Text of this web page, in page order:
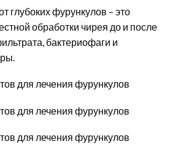
глубоких фурункулов – это
обработки чирея до и после
бактериофаги и